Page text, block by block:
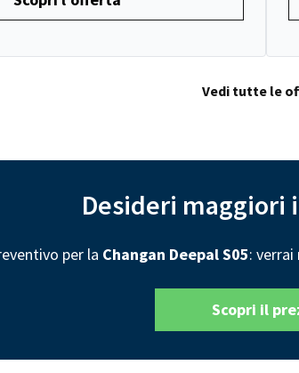
Vedi tutte le
Desideri maggiori
per la Changan Deepal S05:
Scopri il